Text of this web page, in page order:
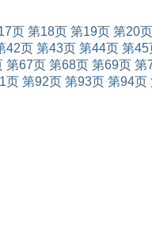
页 第18页 第19页 第20页
42页 第43页 第44页 第45
第67页 第68页 第69页 第
页 第92页 第93页 第94页